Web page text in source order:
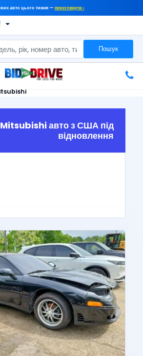
авто цього тижня — переглянути ›
Пошук
Mitsubishi авто з США під
відновлення